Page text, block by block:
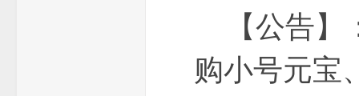
【公告】
购小号元宝